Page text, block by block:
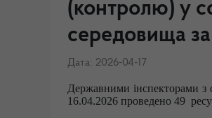
(контролю) у
середовища за
Дата: 2026-04-17
Державними інспекторами з
16.04.2026 проведено 49